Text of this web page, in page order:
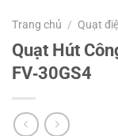
Trang chủ / Quạt
Quạt Hút
FV‑30GS4